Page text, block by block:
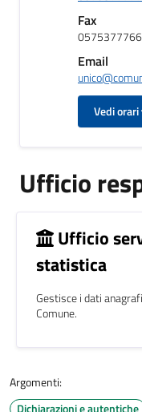
Fax
0575377766
Email
Vedi orari
Ufficio
Ufficio
statistica
Gestisce i dati
Comune.
Argomenti:
Dichiarazioni e autentiche